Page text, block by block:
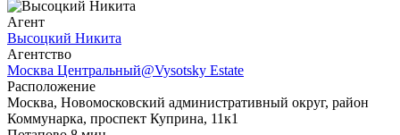
Агент
Высоцкий Никита
Агентcтво
Москва Центральный@Vysotsky Estate
Расположение
Москва, Новомосковский административный округ, район
Коммунарка, проспект Куприна, 11к1